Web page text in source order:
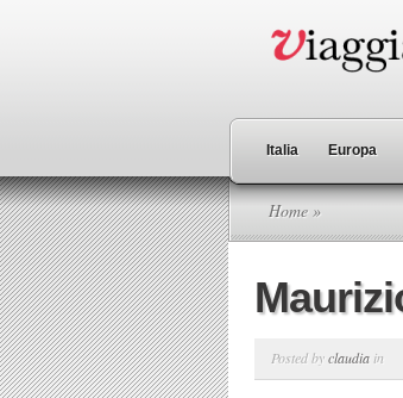
Italia Europa
Home »
Posted byclaudia in